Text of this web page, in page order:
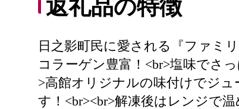
返礼品の特徴
日之影町民に愛される『ファミ
コラーゲン豊富！<br>塩味でさ
>高館オリジナルの味付けでジ
す！<br><br>解凍後はレンジで